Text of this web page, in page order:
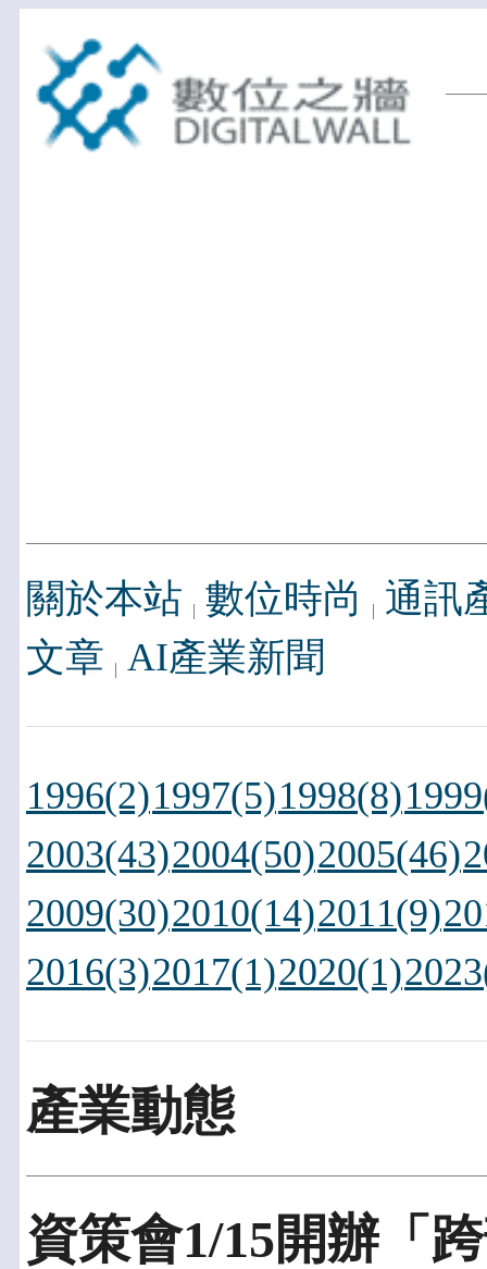
關於本站 數位時尚
通訊
文章 AI產業新聞
1996(2)1997(5)1998(8)
2003(43)2004(50)2005(46)
2009(30)2010(14)2011(9)
2016(3)2017(1)2020(1)
產業動態
資策會1/15開辦「